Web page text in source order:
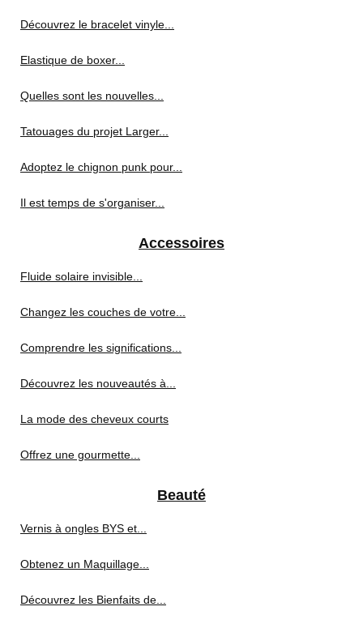
Découvrez le bracelet vinyle...
Elastique de boxer...
Quelles sont les nouvelles...
Tatouages du projet Larger...
Adoptez le chignon punk pour...
Il est temps de s'organiser...
Accessoires
Fluide solaire invisible...
Changez les couches de votre...
Comprendre les significations...
Découvrez les nouveautés à...
La mode des cheveux courts
Offrez une gourmette...
Beauté
Vernis à ongles BYS et...
Obtenez un Maquillage...
Découvrez les Bienfaits de...